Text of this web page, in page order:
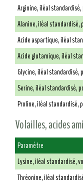
Arginine, iléal standardisé,
Alanine, iléal standardisé,
Acide aspartique, iléal
Acide glutamique, iléal
Glycine, iléal standardisé,
Serine, iléal standardisé,
Proline, iléal standardisé,
Volailles, acides
Paramètre
Lysine, iléal standardisé,
Thréonine, iléal